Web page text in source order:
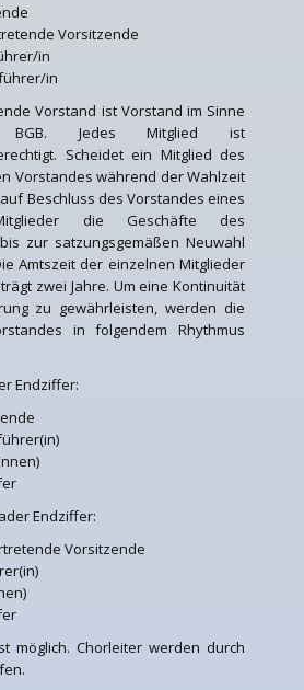
Vorsitzende
in
in
Vorstand ist Vorstand im Sinne
Jedes Mitglied ist
Scheidet ein Mitglied des
Vorstandes während der Wahlzeit
Beschluss des Vorstandes eines
die Geschäfte des
zur satzungsgemäßen Neuwahl
Amtszeit der einzelnen Mitglieder
zwei Jahre. Um eine Kontinuität
zu gewährleisten, werden die
in folgendem Rhythmus
Endziffer:
Endziffer:
Vorsitzende
möglich. Chorleiter werden durch